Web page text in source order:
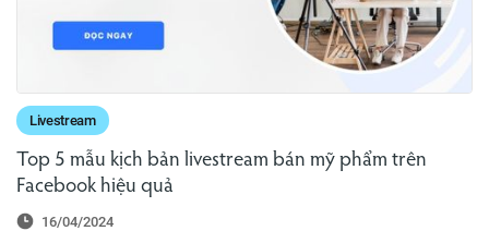
Livestream
Top 5 mẫu kịch bản livestream bán mỹ phẩm trên
Facebook hiệu quả
16/04/2024